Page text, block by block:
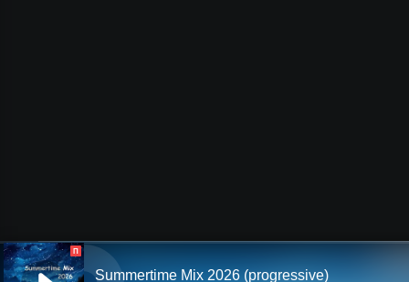
П
Summertime Mix 2026 (progressive)